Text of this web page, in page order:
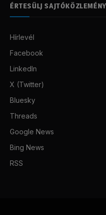
ÉRTESÜLJ
Hírlevél
Facebook
LinkedIn
X (Twitter)
Bluesky
Threads
Google News
Bing News
RSS